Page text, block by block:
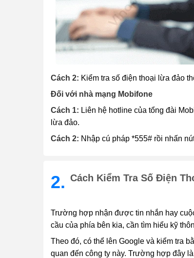
Cách 2: Kiểm tra số điện thoại lừa đảo
Đối với nhà mạng Mobifone
Cách 1: Liên hệ hotline của tổng đài
lừa đảo.
Cách 2: Nhập cú pháp *555# rồi nhấn
2. Cách Kiểm Tra Số Điện
Trường hợp nhận được tin nhắn hay
cầu của phía bên kia, cần tìm hiểu kỹ
Theo đó, có thể lên Google và kiểm tra
quan đến công ty này. Trường hợp đây